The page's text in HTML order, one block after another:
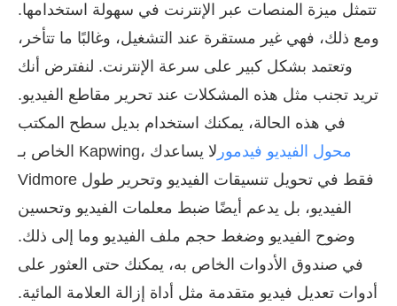
تتمثل ميزة المنصات عبر الإنترنت في سهولة استخدامها.
ومع ذلك، فهي غير مستقرة عند التشغيل، وغالبًا ما تتأخر،
وتعتمد بشكل كبير على سرعة الإنترنت. لنفترض أنك
تريد تجنب مثل هذه المشكلات عند تحرير مقاطع الفيديو.
في هذه الحالة، يمكنك استخدام بديل سطح المكتب
الخاص بـ Kapwing،
محول الفيديو فيدمور لا يساعدك
Vidmore فقط في تحويل تنسيقات الفيديو وتحرير طول
الفيديو، بل يدعم أيضًا ضبط معلمات الفيديو وتحسين
وضوح الفيديو وضغط حجم ملف الفيديو وما إلى ذلك.
في صندوق الأدوات الخاص به، يمكنك حتى العثور على
أدوات تعديل فيديو متقدمة مثل أداة إزالة العلامة المائية.